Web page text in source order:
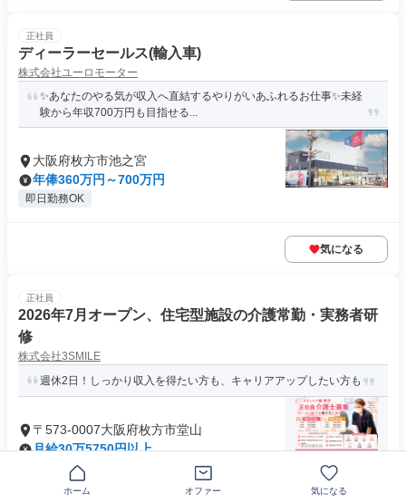
正社員
ディーラーセールス(輸入車)
株式会社ユーロモーター
✨あなたのやる気が収入へ直結するやりがいあふれるお仕事✨未経
験から年収700万円も目指せる...
大阪府枚方市池之宮
年俸360万円～700万円
即日勤務OK
気になる
正社員
2026年7月オープン、住宅型施設の介護常勤・実務者研
修
株式会社3SMILE
週休2日！しっかり収入を得たい方も、キャリアアップしたい方も
〒573-0007大阪府枚方市堂山
月給30万5750円以上
【歓迎条件】 ◎デイサービス...
制服あり 主婦・主夫歓迎 +26個
ホーム オファー 気になる